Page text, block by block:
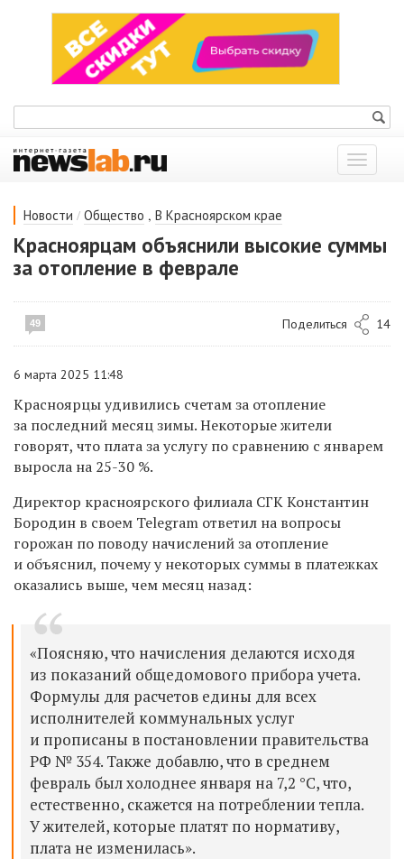
Показать
меню
Новости / Общество , В Красноярском крае
Красноярцам объяснили высокие суммы
за отопление в феврале
49 Поделиться 14
6 марта 2025 11:48
Красноярцы удивились счетам за отопление
за последний месяц зимы. Некоторые жители
говорят, что плата за услугу по сравнению с январем
выросла на 25-30 %.
Директор красноярского филиала СГК Константин
Бородин в своем Telegram ответил на вопросы
горожан по поводу начислений за отопление
и объяснил, почему у некоторых суммы в платежках
оказались выше, чем месяц назад:
«Поясняю, что начисления делаются исходя
из показаний общедомового прибора учета.
Формулы для расчетов едины для всех
исполнителей коммунальных услуг
и прописаны в постановлении правительства
РФ № 354. Также добавлю, что в среднем
февраль был холоднее января на 7,2 °C, что,
естественно, скажется на потреблении тепла.
У жителей, которые платят по нормативу,
плата не изменилась».